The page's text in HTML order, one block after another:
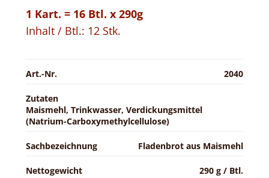
1 Kart. = 16 Btl. x 290g
Inhalt / Btl.: 12 Stk.
Art.-Nr. 2040
Zutaten
Maismehl, Trinkwasser, Verdickungsmittel
(Natrium-Carboxymethylcellulose)
Sachbezeichnung Fladenbrot aus Maismehl
Nettogewicht 290 g / Btl.